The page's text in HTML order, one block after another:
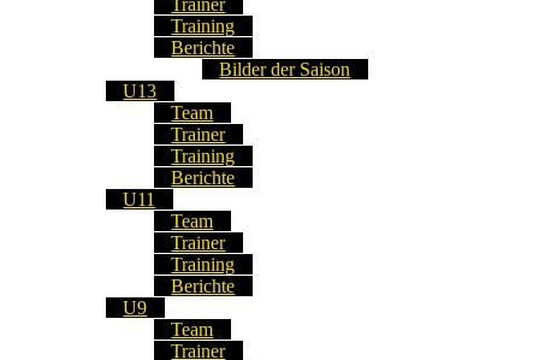
Trainer
Training
Berichte
Bilder der Saison
U13
Team
Trainer
Training
Berichte
U11
Team
Trainer
Training
Berichte
U9
Team
Trainer